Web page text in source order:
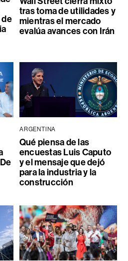
tras toma de utilidades y
mientras el mercado
evalúa avances con Irán
ARGENTINA
Qué piensa de las
encuestas Luis Caputo
y el mensaje que dejó
para la industria y la
construcción